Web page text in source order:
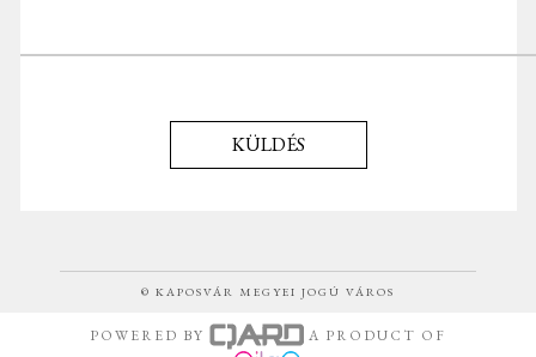
KÜLDÉS
© KAPOSVÁR MEGYEI JOGÚ VÁROS
POWERED BY A PRODUCT OF